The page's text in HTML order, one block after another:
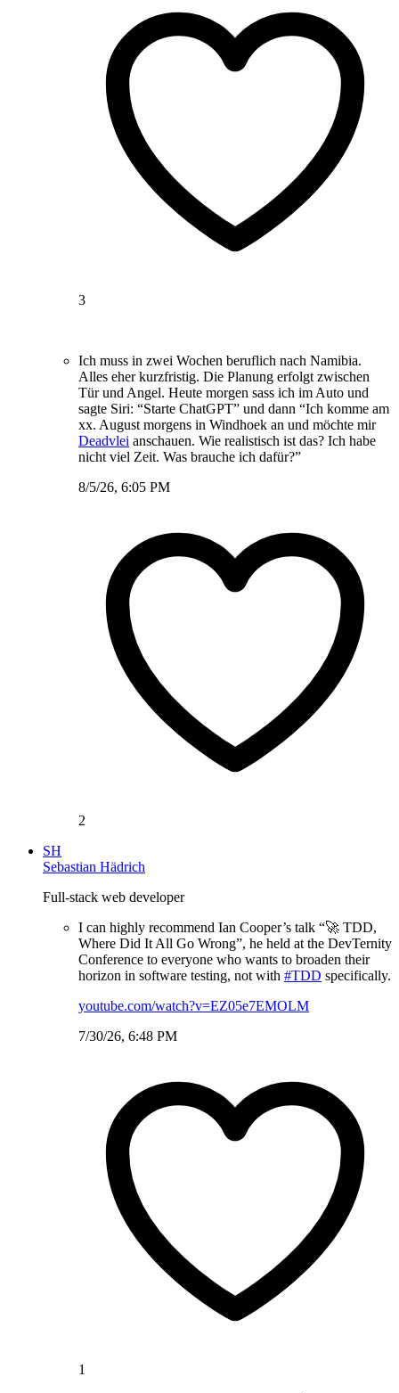
3
Ich muss in zwei Wochen beruflich nach Namibia.
Alles eher kurzfristig. Die Planung erfolgt zwischen
Tür und Angel. Heute morgen sass ich im Auto und
sagte Siri: “Starte ChatGPT” und dann “Ich komme am
xx. August morgens in Windhoek an und möchte mir
Deadvlei anschauen. Wie realistisch ist das? Ich habe
nicht viel Zeit. Was brauche ich dafür?”
8/5/26, 6:05 PM
2
SH
Sebastian Hädrich
Full-stack web developer
I can highly recommend Ian Cooper’s talk “🚀 TDD,
Where Did It All Go Wrong”, he held at the DevTernity
Conference to everyone who wants to broaden their
horizon in software testing, not with #TDD specifically.
youtube.com/watch?v=EZ05e7EMOLM
7/30/26, 6:48 PM
1